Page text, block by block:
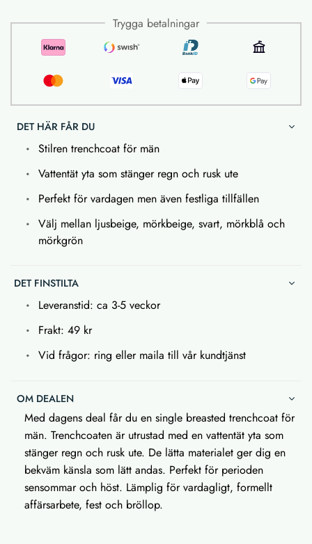
Trygga betalningar
DET HÄR FÅR DU
Stilren trenchcoat för män
Vattentät yta som stänger regn och rusk ute
Perfekt för vardagen men även festliga tillfällen
Välj mellan ljusbeige, mörkbeige, svart, mörkblå och
mörkgrön
DET FINSTILTA
Leveranstid: ca 3-5 veckor
Frakt: 49 kr
Vid frågor: ring eller maila till vår kundtjänst
OM DEALEN
Med dagens deal får du en single breasted trenchcoat för
män. Trenchcoaten är utrustad med en vattentät yta som
stänger regn och rusk ute. De lätta materialet ger dig en
bekväm känsla som lätt andas. Perfekt för perioden
sensommar och höst. Lämplig för vardagligt, formellt
affärsarbete, fest och bröllop.